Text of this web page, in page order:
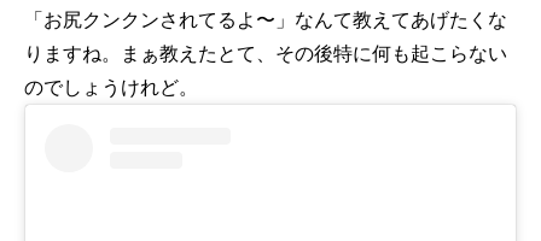
「お尻クンクンされてるよ〜」なんて教えてあげたくな
りますね。まぁ教えたとて、その後特に何も起こらない
のでしょうけれど。